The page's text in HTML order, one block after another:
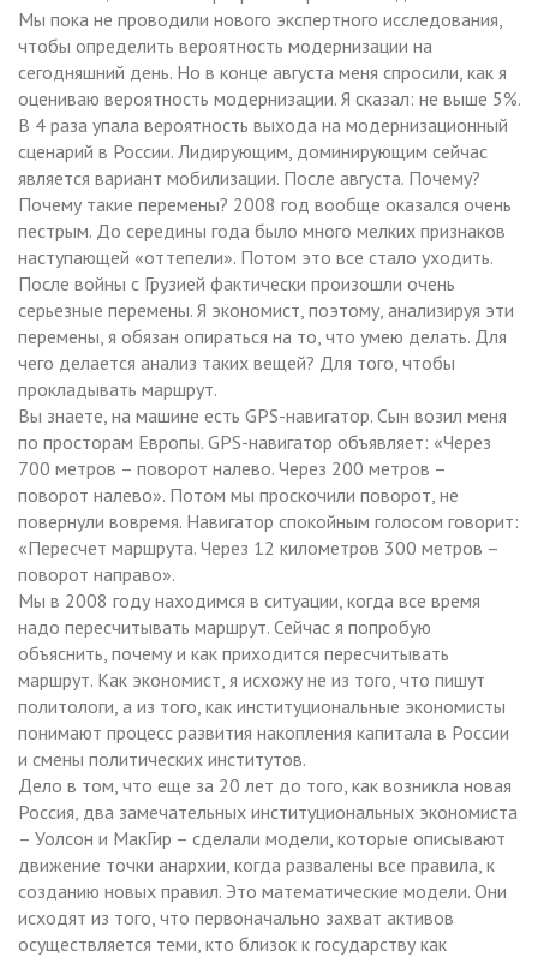
Мы пока не проводили нового экспертного исследования,
чтобы определить вероятность модернизации на
сегодняшний день. Но в конце августа меня спросили, как я
оцениваю вероятность модернизации. Я сказал: не выше 5%.
В 4 раза упала вероятность выхода на модернизационный
сценарий в России. Лидирующим, доминирующим сейчас
является вариант мобилизации. После августа. Почему?
Почему такие перемены? 2008 год вообще оказался очень
пестрым. До середины года было много мелких признаков
наступающей «оттепели». Потом это все стало уходить.
После войны с Грузией фактически произошли очень
серьезные перемены. Я экономист, поэтому, анализируя эти
перемены, я обязан опираться на то, что умею делать. Для
чего делается анализ таких вещей? Для того, чтобы
прокладывать маршрут.
Вы знаете, на машине есть GPS-навигатор. Сын возил меня
по просторам Европы. GPS-навигатор объявляет: «Через
700 метров – поворот налево. Через 200 метров –
поворот налево». Потом мы проскочили поворот, не
повернули вовремя. Навигатор спокойным голосом говорит:
«Пересчет маршрута. Через 12 километров 300 метров –
поворот направо».
Мы в 2008 году находимся в ситуации, когда все время
надо пересчитывать маршрут. Сейчас я попробую
объяснить, почему и как приходится пересчитывать
маршрут. Как экономист, я исхожу не из того, что пишут
политологи, а из того, как институциональные экономисты
понимают процесс развития накопления капитала в России
и смены политических институтов.
Дело в том, что еще за 20 лет до того, как возникла новая
Россия, два замечательных институциональных экономиста
– Уолсон и МакГир – сделали модели, которые описывают
движение точки анархии, когда развалены все правила, к
созданию новых правил. Это математические модели. Они
исходят из того, что первоначально захват активов
осуществляется теми, кто близок к государству как